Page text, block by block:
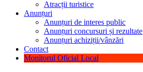
Atracții turistice
Anunțuri
Anunțuri de interes public
Anunțuri concursuri și rezultate
Anunțuri achiziții/vânzări
Contact
Monitorul Oficial Local